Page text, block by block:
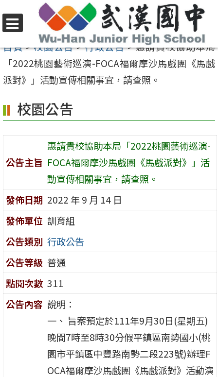
至
內
區
選
單
首頁>校園公告>行政公告>惠請貴校協助本局
「2022桃園藝術巡演-FOCA福爾摩沙馬戲團《馬戲
派對》」活動宣傳相關事宜，請查照。
校園公告
公告主旨
惠請貴校協助本局「2022桃園藝術巡演-
FOCA福爾摩沙馬戲團《馬戲派對》」活
動宣傳相關事宜，請查照。
發佈日期 2022 年 9 月 14 日
發佈單位 訓育組
公告類別 行政公告
公告等級 普通
點閱次數 311
公告內容 說明：
一、 旨案預定於111年9月30日(星期五)
晚間7時至8時30分假平鎮區南勢國小(桃
園市平鎮區中豐路南勢二段223號)辦理F
OCA福爾摩沙馬戲團《馬戲派對》活動演